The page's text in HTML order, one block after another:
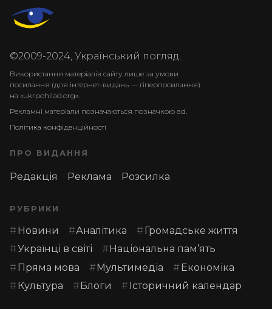
©2009-2024, Український погляд.
Використання матеріалів сайту лише за умови
посилання (для інтернет-видань — гіперпосилання)
на «ukrpohliad.org».
Рекламні матеріали позначаються позначкою ad.
Політика конфіденційності
ПРО ВИДАННЯ
Редакція Реклама Розсилка
РУБРИКИ
Новини Аналітика
Громадське життя
Українці в світі
Національна пам’ять
Пряма мова
Мультимедіа
Економіка
Культура
Блоги Історичний календар